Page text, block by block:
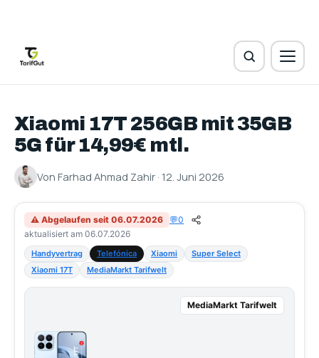
Xiaomi 17T 256GB mit 35GB
5G für 14,99€ mtl.
Von Farhad Ahmad Zahir · 12. Juni 2026
⚠ Abgelaufen seit 06.07.2026 💬0
aktualisiert am 06.07.2026
Handyvertrag Telefónica Xiaomi
Super Select
Xiaomi 17T
MediaMarkt Tarifwelt
MediaMarkt Tarifwelt